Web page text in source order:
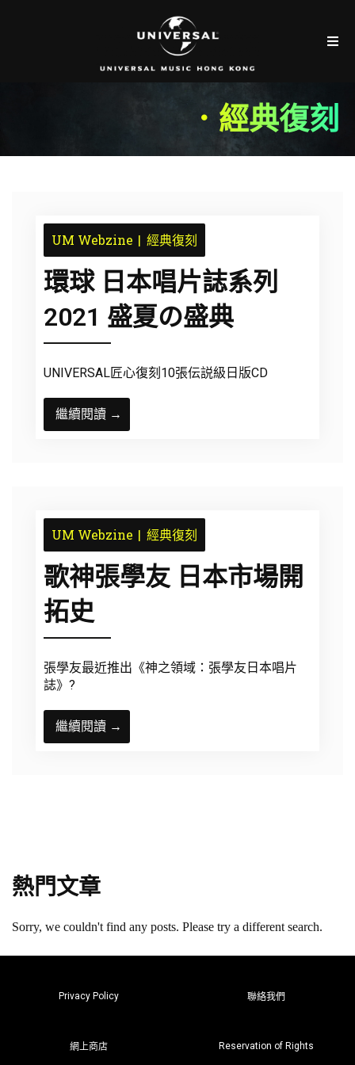
．經典復刻
UM Webzine 經典復刻
環球 日本唱片誌系列
2021 盛夏の盛典
UNIVERSAL匠心復刻10張伝説級日版CD
繼續閱讀 →
UM Webzine 經典復刻
歌神張學友 日本市場開
拓史
張學友最近推出《神之領域：張學友日本唱片
誌》?
繼續閱讀 →
熱門文章
Sorry, we couldn't find any posts. Please try a different search.
Privacy Policy 聯絡我們
網上商店 Reservation of Rights